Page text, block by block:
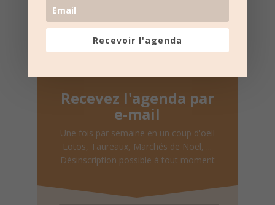
Recevez l'agenda par
e-mail
Une fois par semaine en un coup d'oeil
Lotos, Taureaux, Marchés de Noël, ...
Désinscription possible à tout moment
Recevoir l'agenda